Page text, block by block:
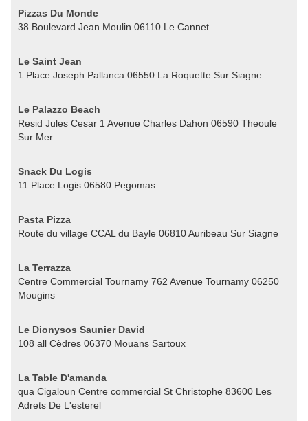
Pizzas Du Monde
38 Boulevard Jean Moulin 06110 Le Cannet
Le Saint Jean
1 Place Joseph Pallanca 06550 La Roquette Sur Siagne
Le Palazzo Beach
Resid Jules Cesar 1 Avenue Charles Dahon 06590 Theoule
Sur Mer
Snack Du Logis
11 Place Logis 06580 Pegomas
Pasta Pizza
Route du village CCAL du Bayle 06810 Auribeau Sur Siagne
La Terrazza
Centre Commercial Tournamy 762 Avenue Tournamy 06250
Mougins
Le Dionysos Saunier David
108 all Cèdres 06370 Mouans Sartoux
La Table D'amanda
qua Cigaloun Centre commercial St Christophe 83600 Les
Adrets De L'esterel